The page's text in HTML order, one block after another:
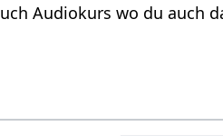
Audiokurs wo du auch